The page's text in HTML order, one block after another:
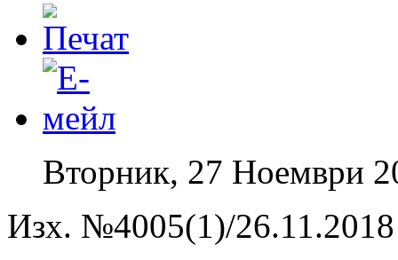
Вторник, 27 Ноември
Изх. №4005(1)/26.11.2018